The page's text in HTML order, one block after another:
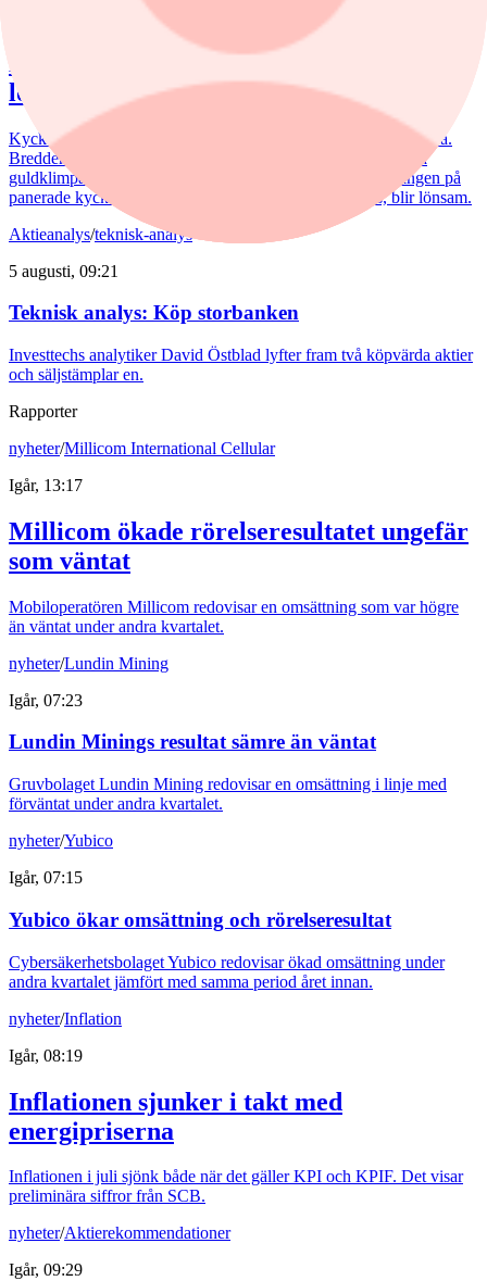
Kommentar: Kan nuggets bli lika
lönsamma som kycklingfilé?
Kycklingproducenten Scandi Standard håller hög fart i affärerna.
Bredden är uppfriskande och flera av affärerna kan bli riktiga
guldklimpar (nuggets). Fast då vill det till att just storsatsningen på
panerade kycklingprodukter, av typen chicken nuggets, blir lönsam.
Aktieanalys/teknisk-analys
5 augusti, 09:21
Teknisk analys: Köp storbanken
Investtechs analytiker David Östblad lyfter fram två köpvärda aktier
och säljstämplar en.
Rapporter
nyheter/Millicom International Cellular
Igår, 13:17
Millicom ökade rörelseresultatet ungefär
som väntat
Mobiloperatören Millicom redovisar en omsättning som var högre
än väntat under andra kvartalet.
nyheter/Lundin Mining
Igår, 07:23
Lundin Minings resultat sämre än väntat
Gruvbolaget Lundin Mining redovisar en omsättning i linje med
förväntat under andra kvartalet.
nyheter/Yubico
Igår, 07:15
Yubico ökar omsättning och rörelseresultat
Cybersäkerhetsbolaget Yubico redovisar ökad omsättning under
andra kvartalet jämfört med samma period året innan.
nyheter/Inflation
Igår, 08:19
Inflationen sjunker i takt med
energipriserna
Inflationen i juli sjönk både när det gäller KPI och KPIF. Det visar
preliminära siffror från SCB.
nyheter/Aktierekommendationer
Igår, 09:29